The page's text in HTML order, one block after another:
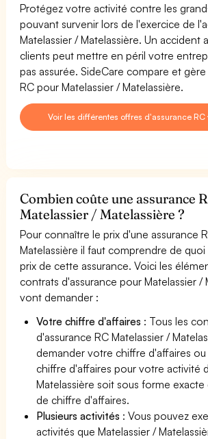
Protégez votre activité contre les
pouvant survenir lors de l'exercice de
Matelassier / Matelassière. Un accident
clients peut mettre en péril votre
pas assurée. SideCare compare et gère
RC pour Matelassier / Matelassière.
Voir les différentes offres d'assurance RC
Combien coûte une assurance
Matelassier / Matelassière ?
Pour connaître le prix d'une assurance
Matelassière il faut comprendre de
prix de cette assurance. Voici les
contrats d'assurance pour Matelassier /
vont demander :
Votre chiffre d'affaires : Tous les
d'assurance RC Matelassier /
demander votre chiffre d'affaires
chiffre d'affaires pour votre activité
Matelassière soit sous forme
de chiffre d'affaires.
Plusieurs activités : Vous pouvez
activités que Matelassier /